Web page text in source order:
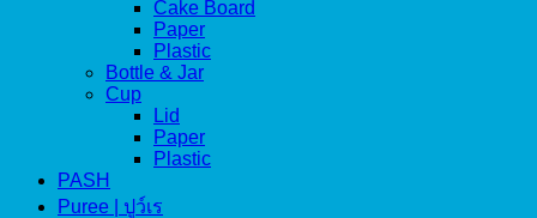
Cake Board
Paper
Plastic
Bottle & Jar
Cup
Lid
Paper
Plastic
PASH
Puree | ปูว์เร